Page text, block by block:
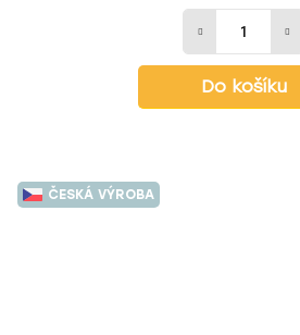
Do košíku
ČESKÁ VÝROBA